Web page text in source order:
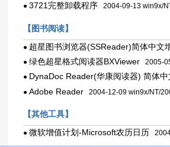
● 3721完整卸载程序 2004-09-13 win9x/
【图书阅读】
● 超星图书浏览器(SSReader)简体中文
● 绿色超星格式阅读器BXViewer 2005-
● DynaDoc Reader(华康阅读器) 简体中
● Adobe Reader 2004-12-09 win9x/NT/
【其他工具】
● 微软增值计划-Microsoft农历日历